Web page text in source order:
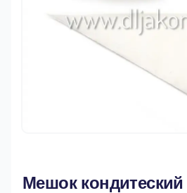
Мешок